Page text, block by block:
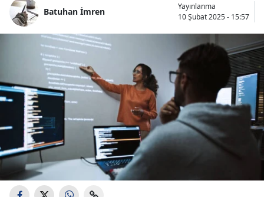
Bilecik
Bingöl
Bitlis
Bolu
Burdur
Bursa
Çankırı
Batuhan İmren
Yayınlanma
10 Şubat 2025 - 15:57